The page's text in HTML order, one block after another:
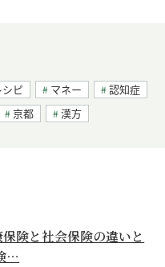
ピ マネー
認知症
京都 漢方
険と社会保険の違いと
…